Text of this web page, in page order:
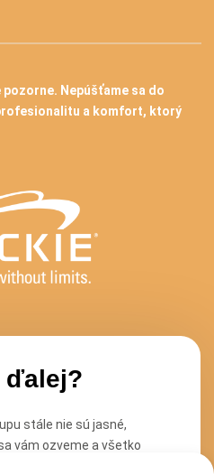
ďalej?
stále nie sú jasné,
vám ozveme a všetko
Nepúšťame sa do
a komfort, ktorý